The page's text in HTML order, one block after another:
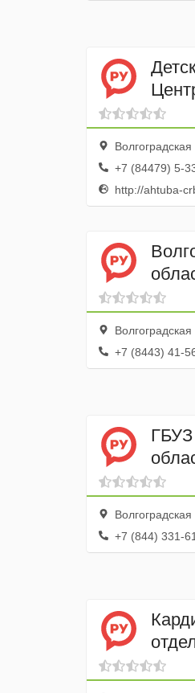
Волгоградская обл.,
+7 (84479) 5-
http://ahtuba-
Волгоградская
+7 (8443) 41-
ГБУЗ
Волгоградская
+7 (844) 331-